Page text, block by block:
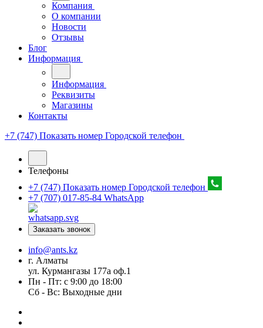
Компания
О компании
Новости
Отзывы
Блог
Информация
Информация
Реквизиты
Магазины
Контакты
+7 (747) Показать номер Городской телефон
Телефоны
+7 (747) Показать номер Городской телефон
+7 (707) 017-85-84 WhatsApp
Заказать звонок
info@ants.kz
г. Алматы
ул. Курмангазы 177а оф.1
Пн - Пт: с 9:00 до 18:00
Сб - Вс: Выходные дни